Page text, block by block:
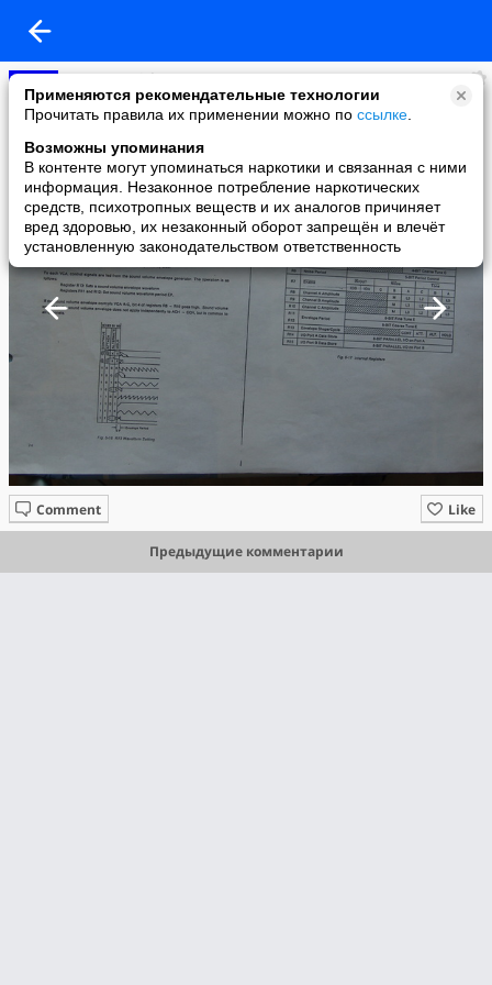
Применяются рекомендательные технологии
Прочитать правила их применении можно по ссылке
Возможны упоминания
В контенте могут упоминаться наркотики и связанная с ними
информация. Незаконное потребление наркотических
средств, психотропных веществ и их аналогов причиняет
вред здоровью, их незаконный оборот запрещён и влечёт
установленную законодательством ответственность
msx msxovich
added a photo
11 May в 11:36
Like
Comment
Предыдущие комментарии